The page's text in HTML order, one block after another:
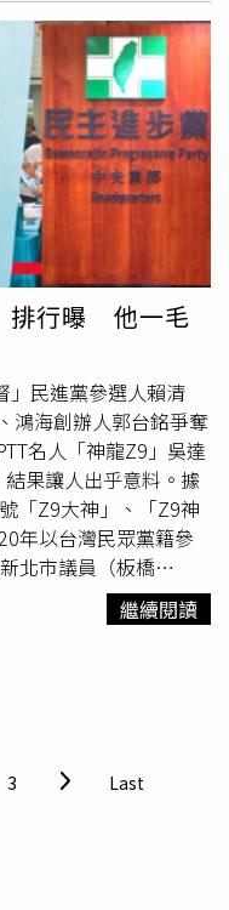
可觀，原PO坦言殯
可以進來，但這個行業
以重做，話說錯了可
了不會復活」，強調這
還能存錢買進口車，但
即使今天道歉，對方
從事殯葬業，麻煩要
媽對待，即使今天這
錢來衡量的，必須得抱
排行曝 他一毛
」民進黨參選人賴清
鴻海創辦人郭台銘爭奪
名人「神龍Z9」吳達
果讓人出乎意料。據
「Z9大神」、「Z9神
年以台灣民眾黨籍參
北市議員（板橋
出4名總統候選人，最
利用「花費追蹤」，比
花費9萬台幣；讓人
都沒花，Z9笑虧是
繼續閱讀
3 Last